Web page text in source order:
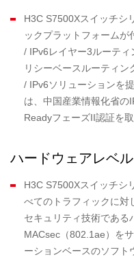
H3C S7500Xスイッチシ
ックプラットフォーム
/ IPv6レイヤー3ルーテ
リシーベースルーティ
/ IPv6ソリューションを
は、中国産業情報化省の
ReadyフェーズII認証を
ハードウェアレベ
H3C S7500Xスイッチシ
べてのトラフィックに対
セキュリティ技術である
MACsec（802.1ae）を
ーションベースのソフト